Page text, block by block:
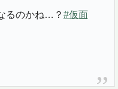
るのかね…？ #仮面